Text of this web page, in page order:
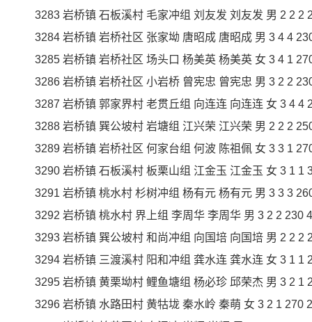
3283 岩桥镇 石板溪村 毛家冲组 刘友发 刘友发 男 2 2 2
3284 岩桥镇 岩桥社区 张家坳 唐昭成 唐昭成 男 3 4 4
3285 岩桥镇 岩桥社区 场头口 杨美英 杨美英 女 3 4 1
3286 岩桥镇 岩桥社区 小岩桥 曾宪忠 曾宪忠 男 3 2 2
3287 岩桥镇 郭家界村 老贯丘组 向连连 向连连 女 3 4 4
3288 岩桥镇 巽公坡村 岩塘组 江兴荣 江兴荣 男 2 2 2
3289 岩桥镇 岩桥社区 何家台组 何波 陈祖佩 女 3 3 1
3290 岩桥镇 石板溪村 板栗山组 江金玉 江金玉 女 3 1 1
3291 岩桥镇 桃水村 杉树冲组 杨有元 杨有元 男 3 3 3
3292 岩桥镇 桃水村 界上组 李周华 李周华 男 3 2 2 230
3293 岩桥镇 巽公坡村 和尚冲组 向国培 向国培 男 2 2 2
3294 岩桥镇 三渡溪村 阳和冲组 龚水连 龚水连 女 3 1 1
3295 岩桥镇 黄栗坳村 鲤鱼塘组 杨必珍 邱荣杰 男 3 2 1
3296 岩桥镇 水路田村 黄牯垅 秦水岭 秦萌 女 3 2 1 270